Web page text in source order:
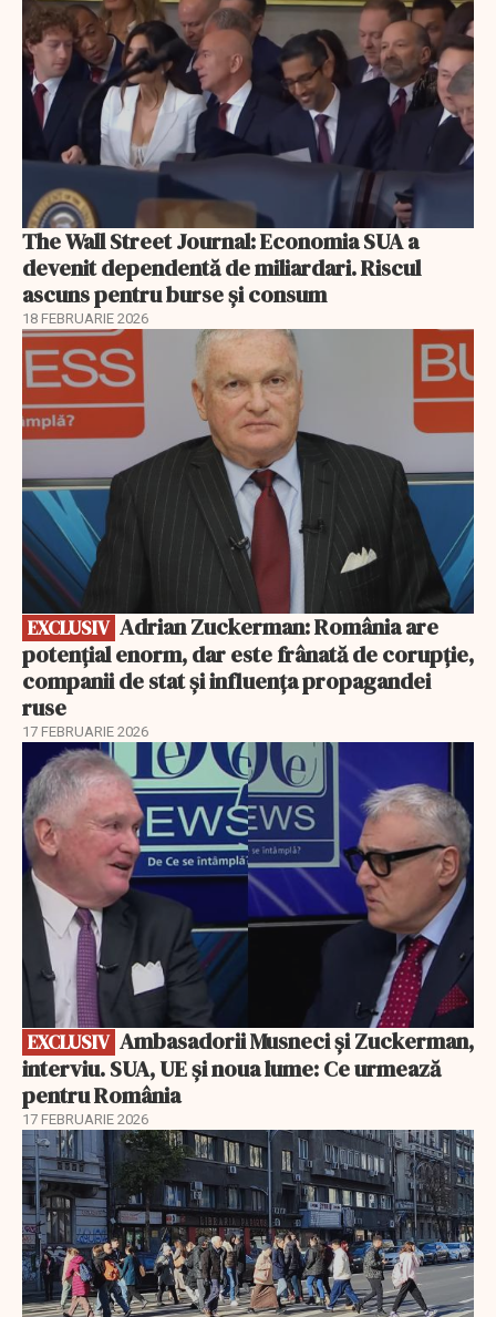
The Wall Street Journal: Economia SUA a
devenit dependentă de miliardari. Riscul
ascuns pentru burse și consum
18 FEBRUARIE 2026
EXCLUSIV
EXCLUSIV
potențial enorm, dar este frânată de corupție,
companii de stat și influența propagandei
ruse
17 FEBRUARIE 2026
EXCLUSIV
EXCLUSIV
interviu. SUA, UE și noua lume: Ce urmează
pentru România
17 FEBRUARIE 2026